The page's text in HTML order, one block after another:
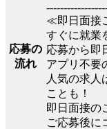
応募の
流れ
≪即日面接
すぐに就業
応募から
アプリ不要
人気の求人
ことも！
即日面接の
ご応募後に